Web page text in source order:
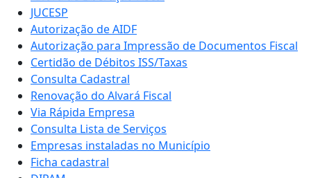
JUCESP
Autorização de AIDF
Autorização para Impressão de Documentos Fiscal
Certidão de Débitos ISS/Taxas
Consulta Cadastral
Renovação do Alvará Fiscal
Via Rápida Empresa
Consulta Lista de Serviços
Empresas instaladas no Município
Ficha cadastral